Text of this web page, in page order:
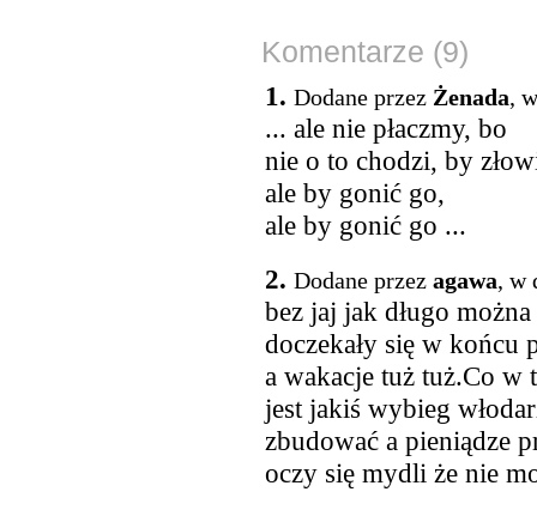
Komentarze (9)
1. Dodane przez Żenada,
... ale nie płaczmy, bo
nie o to chodzi, by
ale by gonić go,
ale by gonić go ...
2. Dodane przez agawa, w
bez jaj jak długo
doczekały się w końcu
a wakacje tuż tuż.Co w
jest jakiś wybieg
zbudować a pieniądze
oczy się mydli że nie